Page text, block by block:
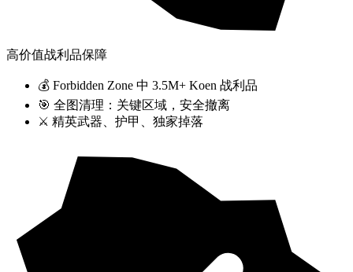
高价值战利品保障
💰 Forbidden Zone 中 3.5M+ Koen 战利品
🎯 全图清理：关键区域，安全撤离
⚔️ 精英武器、护甲、独家掉落